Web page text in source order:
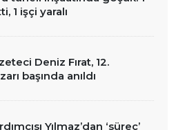
1 işçi yaralı
Deniz Fırat, 12.
başında anıldı
Yılmaz’dan ‘süreç’